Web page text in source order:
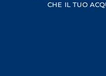
CHE IL TUO